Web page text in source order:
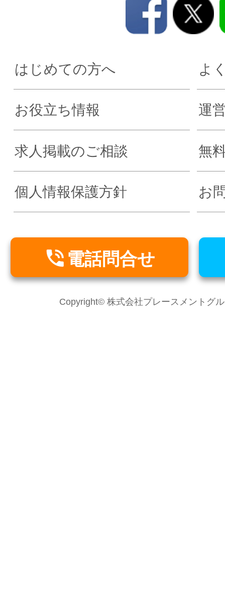
はじめての方へ よ
お役立ち情報 運
求人掲載のご相談 無
個人情報保護方針 お
 電話問合せ
Copyright© 株式会社プレースメントグ